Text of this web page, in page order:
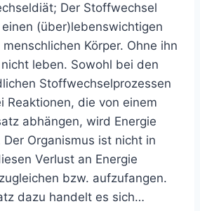
Der Stoffwechsel
(über)lebenswichtigen
Körper. Ohne ihn
leben. Sowohl bei den
Stoffwechselprozessen
Reaktionen, die von einem
abhängen, wird Energie
Organismus ist nicht in
Verlust an Energie
bzw. aufzufangen.
dazu handelt es sich…